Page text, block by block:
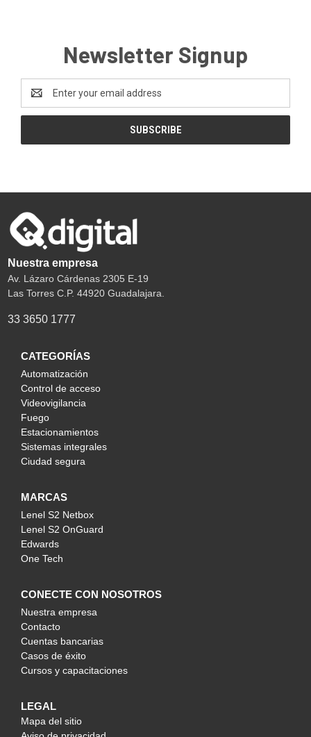
Newsletter Signup
Address
Nuestra empresa
Av. Lázaro Cárdenas 2305 E-19
Las Torres C.P. 44920 Guadalajara.
33 3650 1777
CATEGORÍAS
Automatización
Control de acceso
Videovigilancia
Fuego
Estacionamientos
Sistemas integrales
Ciudad segura
MARCAS
Lenel S2 Netbox
Lenel S2 OnGuard
Edwards
One Tech
CONECTE CON NOSOTROS
Nuestra empresa
Contacto
Cuentas bancarias
Casos de éxito
Cursos y capacitaciones
LEGAL
Mapa del sitio